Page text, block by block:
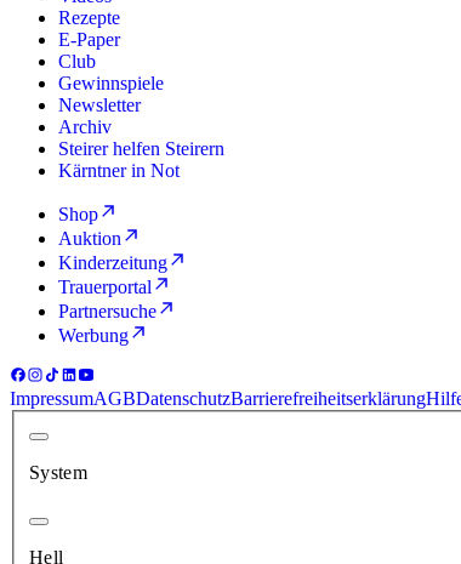
Rezepte
E-Paper
Club
Gewinnspiele
Newsletter
Archiv
Steirer helfen Steirern
Kärntner in Not
Shop
Auktion
Kinderzeitung
Trauerportal
Partnersuche
Werbung
ImpressumAGBDatenschutzBarrierefreiheitserklärung
System
Hell